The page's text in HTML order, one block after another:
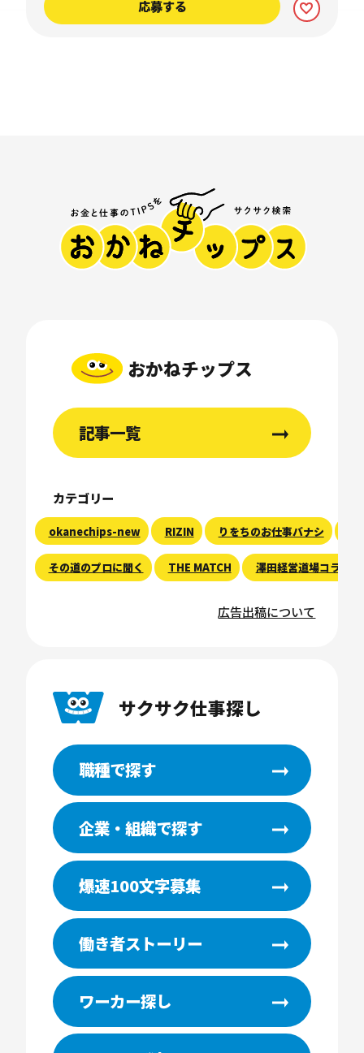
応募する
おかねチップス
記事一覧
カテゴリー
okanechips-new RIZIN りをちのお仕事バナシ
その道のプロに聞く THE MATCH 澤田経営道場コラム
広告出稿について
サクサク仕事探し
職種で探す
企業・組織で探す
爆速100文字募集
働き者ストーリー
ワーカー探し